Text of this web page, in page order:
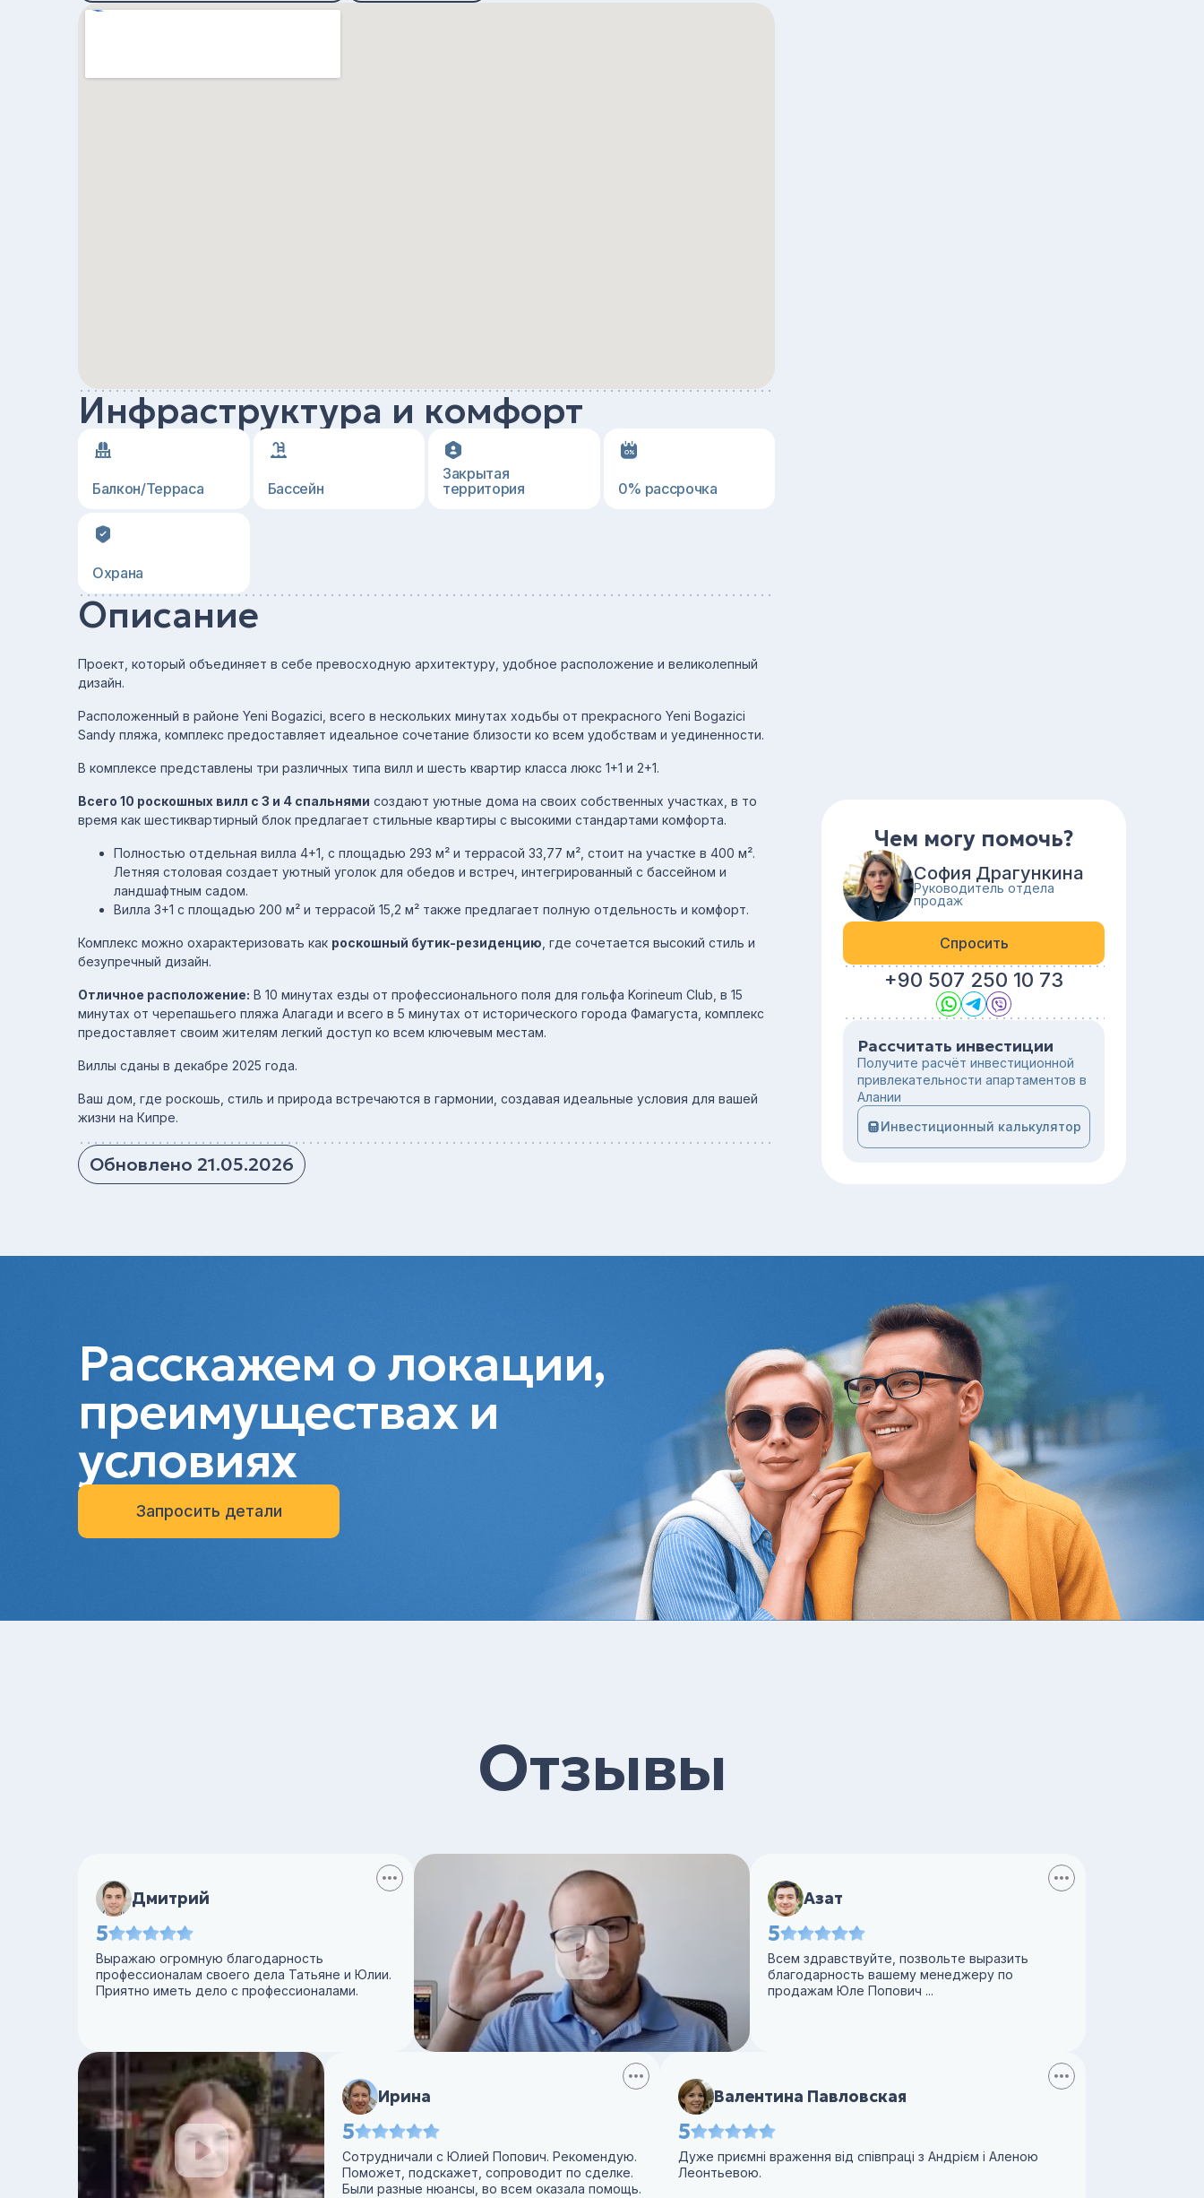
Инфраструктура и комфорт
Балкон/Терраса Бассейн
Закрытая
территория
0% рассрочка
Охрана
Описание
Проект, который объединяет в себе превосходную архитектуру, удобное расположение и великолепный
дизайн.
Расположенный в районе Yeni Bogazici, всего в нескольких минутах ходьбы от прекрасного Yeni Bogazici
Sandy пляжа, комплекс предоставляет идеальное сочетание близости ко всем удобствам и уединенности.
В комплексе представлены три различных типа вилл и шесть квартир класса люкс 1+1 и 2+1.
Всего 10 роскошных вилл с 3 и 4 спальнями создают уютные дома на своих собственных участках, в то
время как шестиквартирный блок предлагает стильные квартиры с высокими стандартами комфорта.
Полностью отдельная вилла 4+1, с площадью 293 м² и террасой 33,77 м², стоит на участке в 400 м².
Летняя столовая создает уютный уголок для обедов и встреч, интегрированный с бассейном и
ландшафтным садом.
Вилла 3+1 с площадью 200 м² и террасой 15,2 м² также предлагает полную отдельность и комфорт.
Комплекс можно охарактеризовать как роскошный бутик-резиденцию , где сочетается высокий стиль и
безупречный дизайн.
Отличное расположение: В 10 минутах езды от профессионального поля для гольфа Korineum Club, в 15
минутах от черепашьего пляжа Алагади и всего в 5 минутах от исторического города Фамагуста, комплекс
предоставляет своим жителям легкий доступ ко всем ключевым местам.
Виллы сданы в декабре 2025 года.
Ваш дом, где роскошь, стиль и природа встречаются в гармонии, создавая идеальные условия для вашей
жизни на Кипре.
Обновлено 21.05.2026
Чем могу помочь?
София Драгункина
Руководитель отдела
продаж
Спросить
+90 507 250 10 73
Рассчитать инвестиции
Получите расчёт инвестиционной
привлекательности апартаментов в
Алании
Инвестиционный калькулятор
Расскажем о локации,
преимуществах и
условиях
Запросить детали
Отзывы
Дмитрий
5
Выражаю огромную благодарность
профессионалам своего дела Татьяне и Юлии.
Приятно иметь дело с профессионалами.
Азат
5
Всем здравствуйте, позвольте выразить
благодарность вашему менеджеру по
продажам Юле Попович ...
Ирина
5
Сотрудничали с Юлией Попович. Рекомендую.
Поможет, подскажет, сопроводит по сделке.
Были разные нюансы, во всем оказала помощь.
Валентина Павловская
5
Дуже приємні враження від співпраці з Андрієм і Аленою
Леонтьевою.